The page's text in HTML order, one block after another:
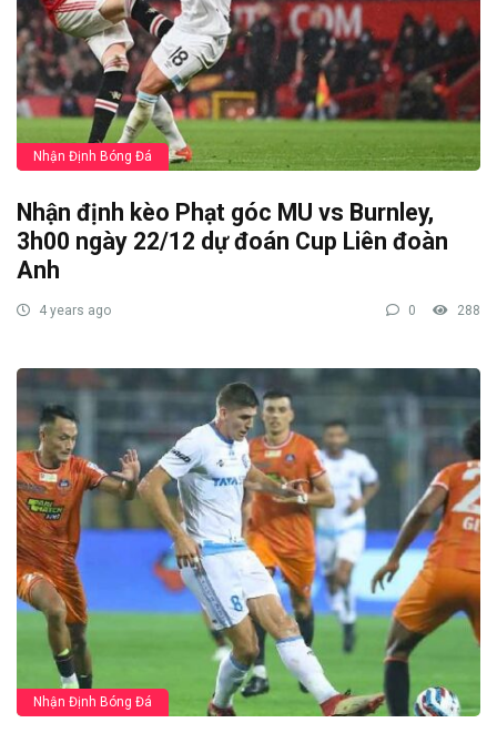
Nhận Định Bóng Đá
Nhận định kèo Phạt góc MU vs Burnley,
3h00 ngày 22/12 dự đoán Cup Liên đoàn
Anh
4 years ago 0 288
Nhận Định Bóng Đá